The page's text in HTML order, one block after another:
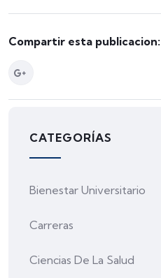
Compartir esta publicacion:
CATEGORÍAS
Bienestar Universitario
Carreras
Ciencias De La Salud